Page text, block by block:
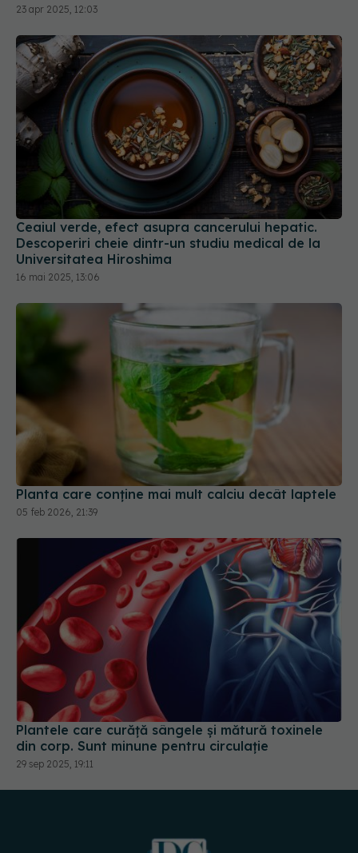
23 apr 2025, 12:03
Ceaiul verde, efect asupra cancerului hepatic.
Descoperiri cheie dintr-un studiu medical de la
Universitatea Hiroshima
16 mai 2025, 13:06
Planta care conține mai mult calciu decât laptele
05 feb 2026, 21:39
Plantele care curăță sângele și mătură toxinele
din corp. Sunt minune pentru circulație
29 sep 2025, 19:11